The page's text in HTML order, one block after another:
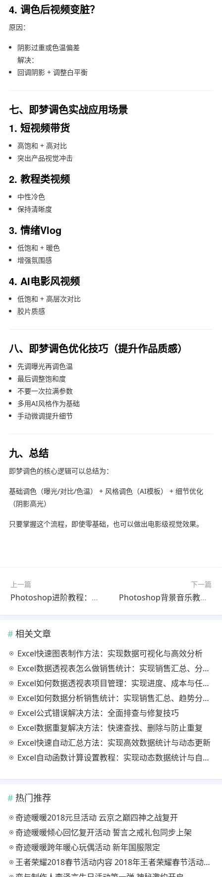
4. 调色后视频变脏？
原因：
阴影过重或色温偏差
解决：
回调阴影 + 调整白平衡
七、即梦调色实战应用场景
1. 短视频带货
高饱和 + 高对比
突出产品视觉冲击
2. 教程类视频
中性冷色
保持清晰度
3. 情绪Vlog
低饱和 + 暖色
增强氛围感
4. AI电影风视频
低饱和 + 高层次对比
胶片质感
八、即梦调色优化技巧（提升作品质感）
先调曝光再调色温
最后调整饱和度
不要一次拉满参数
多用AI风格作为基础
手动微调提升细节
九、总结
即梦调色的核心逻辑可以总结为：
基础调色（曝光/对比/色温） + 风格调色（AI模板） + 细节优化
（阴影高光）
只要掌握这个流程，即使零基础，也可以做出电影级视觉效果。
上一篇
Photoshop进阶教程：合并视频完整教程2026最新版（零基础入门）
下一篇
Photoshop背景音乐教程2025最新版一看就会
相关文章
Excel快速图表制作方法：实现数据可视化与高效分析
Excel数据透视表怎么做销售统计：实现销售汇总、分析与动态监控
Excel如何数据透视表项目管理：实现进度、成本与任务的高效分析
Excel如何数据分析销售统计：实现销售汇总、趋势分析与业绩优化
Excel公式错误解决方法：全面排查与修复技巧
Excel数据重复解决方法：快速查找、删除与防止重复
Excel快速自动汇总方法：实现高效数据统计与动态更新
Excel自动函数计算设置教程：实现动态数据统计与自动更新
热门推荐
奇迹暖暖2018元旦活动 云京之巅四神之战复开
奇迹暖暖倾心回忆复开活动 誓言之戒礼包同步上架
奇迹暖暖跨年暖心玩偶活动 新年国服限定
王者荣耀2018春节活动内容 2018年王者荣耀春节活动大全